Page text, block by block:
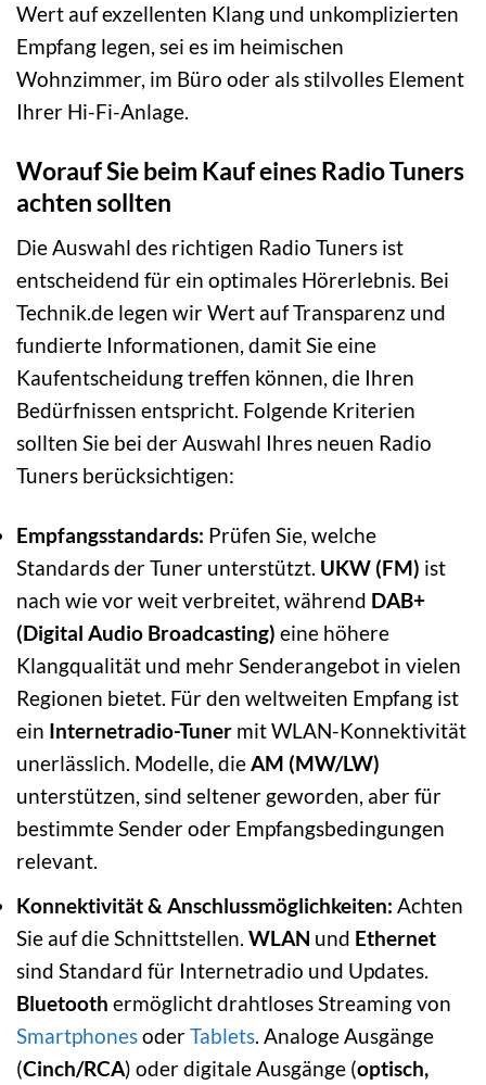
Wert auf exzellenten Klang und unkomplizierten
Empfang legen, sei es im heimischen
Wohnzimmer, im Büro oder als stilvolles Element
Ihrer Hi-Fi-Anlage.
Worauf Sie beim Kauf eines Radio Tuners
achten sollten
Die Auswahl des richtigen Radio Tuners ist
entscheidend für ein optimales Hörerlebnis. Bei
Technik.de legen wir Wert auf Transparenz und
fundierte Informationen, damit Sie eine
Kaufentscheidung treffen können, die Ihren
Bedürfnissen entspricht. Folgende Kriterien
sollten Sie bei der Auswahl Ihres neuen Radio
Tuners berücksichtigen:
Empfangsstandards: Prüfen Sie, welche
Standards der Tuner unterstützt. UKW (FM) ist
nach wie vor weit verbreitet, während DAB+
(Digital Audio Broadcasting) eine höhere
Klangqualität und mehr Senderangebot in vielen
Regionen bietet. Für den weltweiten Empfang ist
ein Internetradio-Tuner mit WLAN-Konnektivität
unerlässlich. Modelle, dieAM (MW/LW)
unterstützen, sind seltener geworden, aber für
bestimmte Sender oder Empfangsbedingungen
relevant.
Konnektivität & Anschlussmöglichkeiten: Achten
Sie auf die Schnittstellen. WLAN und Ethernet
sind Standard für Internetradio und Updates.
Bluetooth ermöglicht drahtloses Streaming von
SmartphonesoderTablets. Analoge Ausgänge
(Cinch/RCA) oder digitale Ausgänge (optisch,